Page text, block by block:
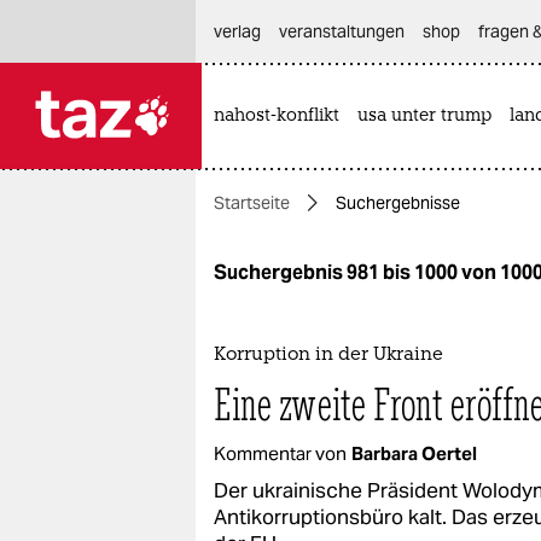
themen
politik
gesellschaft
sport
verlag
veranstaltungen shop fragen
nahost-konflikt usa unter trump
Startseite Suchergebnisse
Suchergebnis 981 bis 1000 von
Korruption in der Ukraine
Eine zweite Front
Kommentar von Barbara Oertel
Der ukrainische Präsident
Antikorruptionsbüro kalt. Das